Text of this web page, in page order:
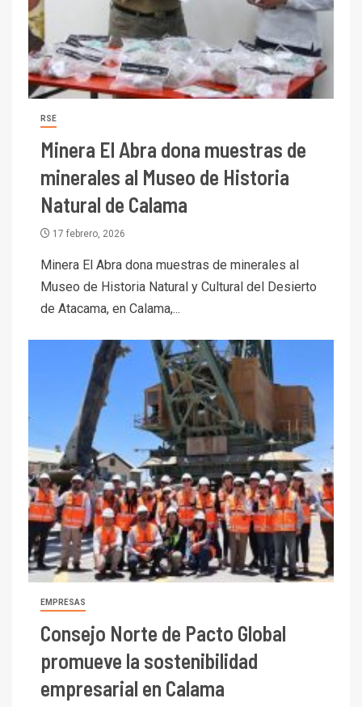
RSE
Minera El Abra dona muestras de
minerales al Museo de Historia
Natural de Calama
17 febrero, 2026
Minera El Abra dona muestras de minerales al
Museo de Historia Natural y Cultural del Desierto
de Atacama, en Calama,...
EMPRESAS
Consejo Norte de Pacto Global
promueve la sostenibilidad
empresarial en Calama